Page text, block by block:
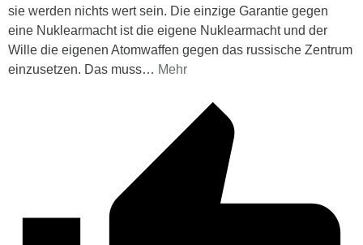
sie werden nichts wert sein. Die einzige Garantie gegen
eine Nuklearmacht ist die eigene Nuklearmacht und der
Wille die eigenen Atomwaffen gegen das russische Zentrum
einzusetzen. Das muss… Mehr